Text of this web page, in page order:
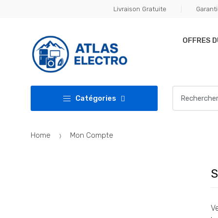
Livraison Gratuite
OFFRES
Catégories
for:
Home Mon Compte